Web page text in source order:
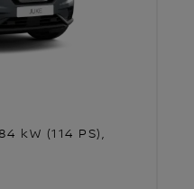
kW (114 PS),